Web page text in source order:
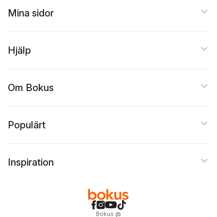
Mina sidor
Hjälp
Om Bokus
Populärt
Inspiration
Bokus @